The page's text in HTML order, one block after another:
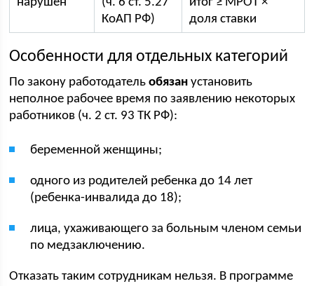
КоАП РФ)
доля ставки
Особенности для отдельных категорий
По закону работодательобязан установить
неполное рабочее время по заявлению некоторых
работников (ч. 2 ст. 93 ТК РФ):
беременной женщины;
одного из родителей ребенка до 14 лет
(ребенка-инвалида до 18);
лица, ухаживающего за больным членом семьи
по медзаключению.
Отказать таким сотрудникам нельзя. В программе